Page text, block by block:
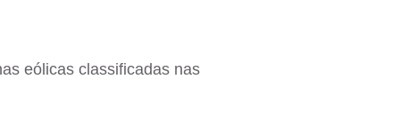
eólicas classificadas nas